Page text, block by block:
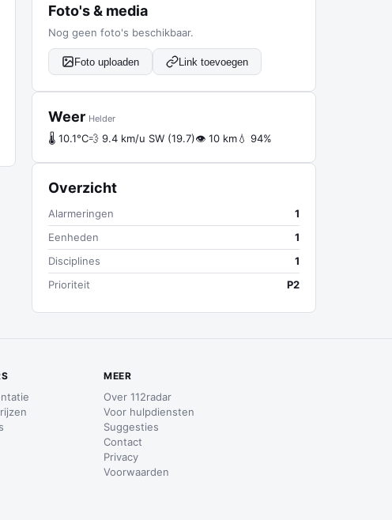
Foto's & media
Nog geen foto's beschikbaar.
Foto uploaden Link toevoegen
Weer Helder
🌡 10.1°C💨 9.4 km/u SW (19.7)👁 10 km💧 94%
Overzicht
Alarmeringen
1
Eenheden
1
Disciplines
1
Prioriteit
P2
MEER
Over 112radar
Voor hulpdiensten
Suggesties
Contact
Privacy
Voorwaarden